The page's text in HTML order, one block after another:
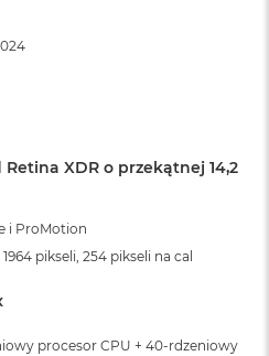
XDR o przekątnej 14,2
i ProMotion
pikseli, 254 pikseli na cal
procesor CPU + 40-rdzeniowy